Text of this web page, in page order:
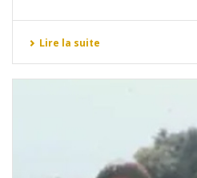
Lire la suite